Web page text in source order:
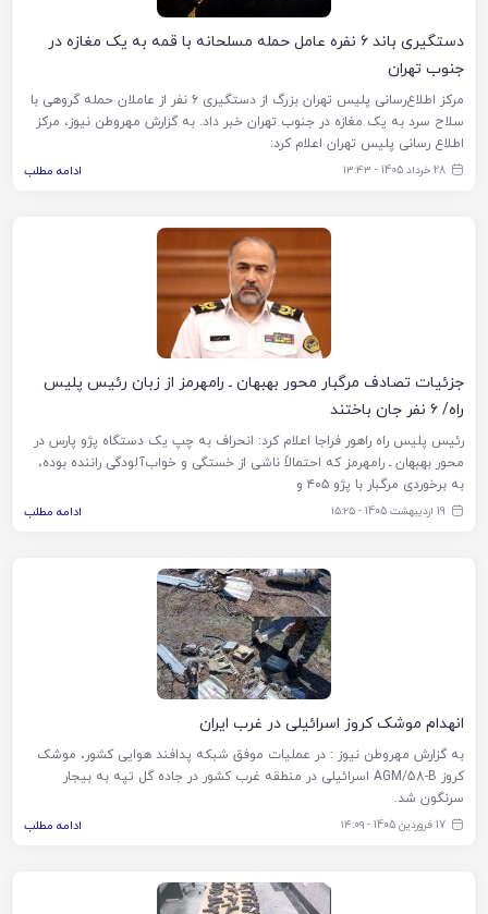
دستگیری باند ۶ نفره عامل حمله مسلحانه با قمه به یک مغازه در
جنوب تهران
مرکز اطلاع‌رسانی پلیس تهران بزرگ از دستگیری ۶ نفر از عاملان حمله گروهی با
سلاح سرد به یک مغازه در جنوب تهران خبر داد. به گزارش مهروطن نیوز، مرکز
اطلاع رسانی پلیس تهران اعلام کرد:
28 خرداد 1405 - ۱۳:۴۳ ادامه مطلب
جزئیات تصادف مرگبار محور بهبهان ـ رامهرمز از زبان رئیس پلیس
راه/ ۶ نفر جان باختند
رئیس پلیس راه راهور فراجا اعلام کرد: انحراف به چپ یک دستگاه پژو پارس در
محور بهبهان ـ رامهرمز که احتمالاً ناشی از خستگی و خواب‌آلودگی راننده بوده،
به برخوردی مرگبار با پژو ۴۰۵ و
19 اردیبهشت 1405 - ۱۵:۲۵ ادامه مطلب
انهدام موشک کروز اسرائیلی در غرب ایران
به گزارش مهروطن نیوز : در عملیات موفق شبکه پدافند هوایی کشور، موشک
کروز AGM/58-B اسرائیلی در منطقه غرب کشور در جاده گل تپه به بیجار
سرنگون شد.
17 فروردین 1405 - ۱۴:۰۹ ادامه مطلب